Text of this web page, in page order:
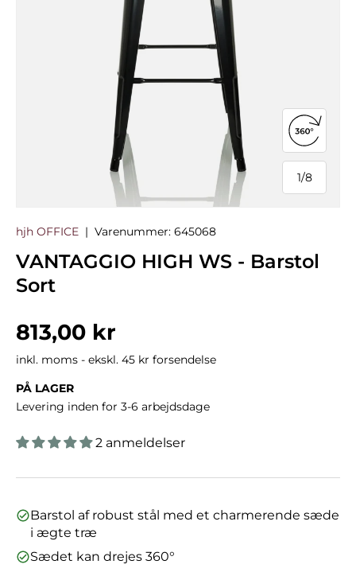
1/
af
8
Åbn
hjh OFFICE | Varenummer: 645068
VANTAGGIO HIGH WS - Barstol
Sort
Normalpris
813,00 kr
inkl. moms - ekskl. 45 kr forsendelse
PÅ LAGER
Levering inden for 3-6 arbejdsdage
2 anmeldelser
Barstol af robust stål med et charmerende sæde
i ægte træ
Sædet kan drejes 360°